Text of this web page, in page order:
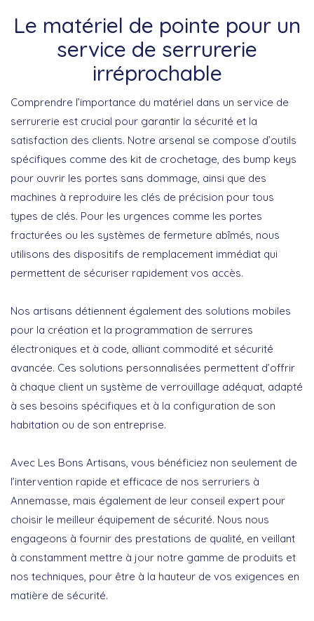
Le matériel de pointe pour un
service de serrurerie
irréprochable
Comprendre l’importance du matériel dans un service de
serrurerie est crucial pour garantir la sécurité et la
satisfaction des clients. Notre arsenal se compose d’outils
spécifiques comme des kit de crochetage , des bump keys
pour ouvrir les portes sans dommage, ainsi que des
machines à reproduire les clés de précision pour tous
types de clés. Pour les urgences comme les portes
fracturées ou les systèmes de fermeture abîmés , nous
utilisons des dispositifs de remplacement immédiat qui
permettent de sécuriser rapidement vos accès.
Nos artisans détiennent également des solutions mobiles
pour la création et la programmation de serrures
électroniques et à code , alliant commodité et sécurité
avancée. Ces solutions personnalisées permettent d’offrir
à chaque client un système de verrouillage adéquat, adapté
à ses besoins spécifiques et à la configuration de son
habitation ou de son entreprise.
Avec Les Bons Artisans, vous bénéficiez non seulement de
l’intervention rapide et efficace de nos serruriers à
Annemasse, mais également de leur conseil expert pour
choisir le meilleur équipement de sécurité. Nous nous
engageons à fournir des prestations de qualité, en veillant
à constamment mettre à jour notre gamme de produits et
nos techniques, pour être à la hauteur de vos exigences en
matière de sécurité.